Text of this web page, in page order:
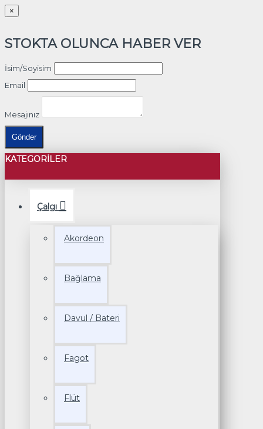
×
STOKTA OLUNCA HABER VER
İsim/Soyisim
Email
Mesajınız
Gönder
KATEGORILER
Çalgı
Akordeon
Bağlama
Davul / Bateri
Fagot
Flüt